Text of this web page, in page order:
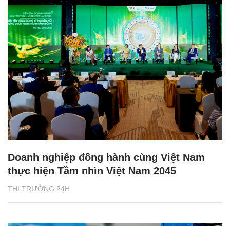
THỊ TRƯỜNG 24H
Doanh nghiệp đồng hành cùng Việt Nam
thực hiện Tầm nhìn Việt Nam 2045